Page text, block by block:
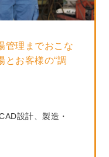
管理までおこな
とお客様の“調
設計、製造・